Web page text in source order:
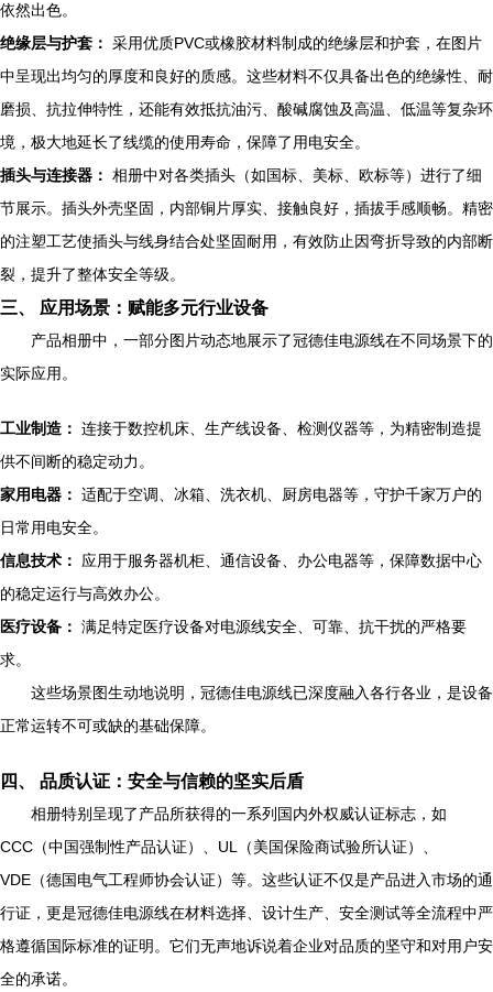
依然出色。
绝缘层与护套： 采用优质PVC或橡胶材料制成的绝缘层和护套，在图片
中呈现出均匀的厚度和良好的质感。这些材料不仅具备出色的绝缘性、耐
磨损、抗拉伸特性，还能有效抵抗油污、酸碱腐蚀及高温、低温等复杂环
境，极大地延长了线缆的使用寿命，保障了用电安全。
插头与连接器： 相册中对各类插头（如国标、美标、欧标等）进行了细
节展示。插头外壳坚固，内部铜片厚实、接触良好，插拔手感顺畅。精密
的注塑工艺使插头与线身结合处坚固耐用，有效防止因弯折导致的内部断
裂，提升了整体安全等级。
三、 应用场景：赋能多元行业设备
产品相册中，一部分图片动态地展示了冠德佳电源线在不同场景下的
实际应用。
工业制造： 连接于数控机床、生产线设备、检测仪器等，为精密制造提
供不间断的稳定动力。
家用电器： 适配于空调、冰箱、洗衣机、厨房电器等，守护千家万户的
日常用电安全。
信息技术：
应用于服务器机柜、通信设备、办公电器等，保障数据中心
的稳定运行与高效办公。
医疗设备： 满足特定医疗设备对电源线安全、可靠、抗干扰的严格要
求。
这些场景图生动地说明，冠德佳电源线已深度融入各行各业，是设备
正常运转不可或缺的基础保障。
四、 品质认证：安全与信赖的坚实后盾
相册特别呈现了产品所获得的一系列国内外权威认证标志，如
CCC（中国强制性产品认证）、UL（美国保险商试验所认证）、
VDE（德国电气工程师协会认证）等。这些认证不仅是产品进入市场的通
行证，更是冠德佳电源线在材料选择、设计生产、安全测试等全流程中严
格遵循国际标准的证明。它们无声地诉说着企业对品质的坚守和对用户安
全的承诺。